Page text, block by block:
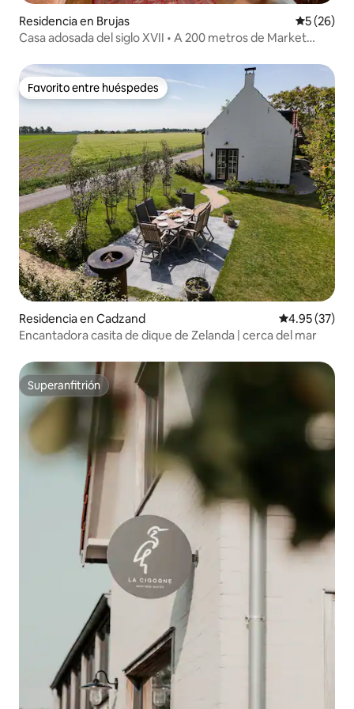
Residencia en Brujas
5 (26)
Casa adosada del siglo XVII • A 200 metros de Market
Favorito entre huéspedes
Favorito entre huéspedes
Residencia en Cadzand Calificación
4.95 (37)
Encantadora casita de dique de Zelanda | cerca del mar
Superanfitrión
Superanfitrión